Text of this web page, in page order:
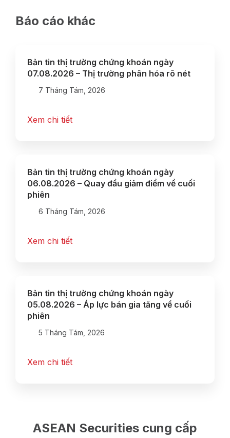
Báo cáo khác
Bản tin thị trường chứng khoán ngày
07.08.2026 – Thị trường phân hóa rõ nét
7 Tháng Tám, 2026
Xem chi tiết
Bản tin thị trường chứng khoán ngày
06.08.2026 – Quay đầu giảm điểm về cuối
phiên
6 Tháng Tám, 2026
Xem chi tiết
Bản tin thị trường chứng khoán ngày
05.08.2026 – Áp lực bán gia tăng về cuối
phiên
5 Tháng Tám, 2026
Xem chi tiết
ASEAN Securities cung cấp